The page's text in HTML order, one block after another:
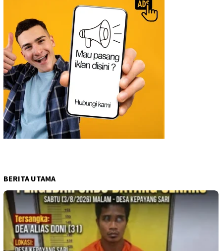
BERITA UTAMA